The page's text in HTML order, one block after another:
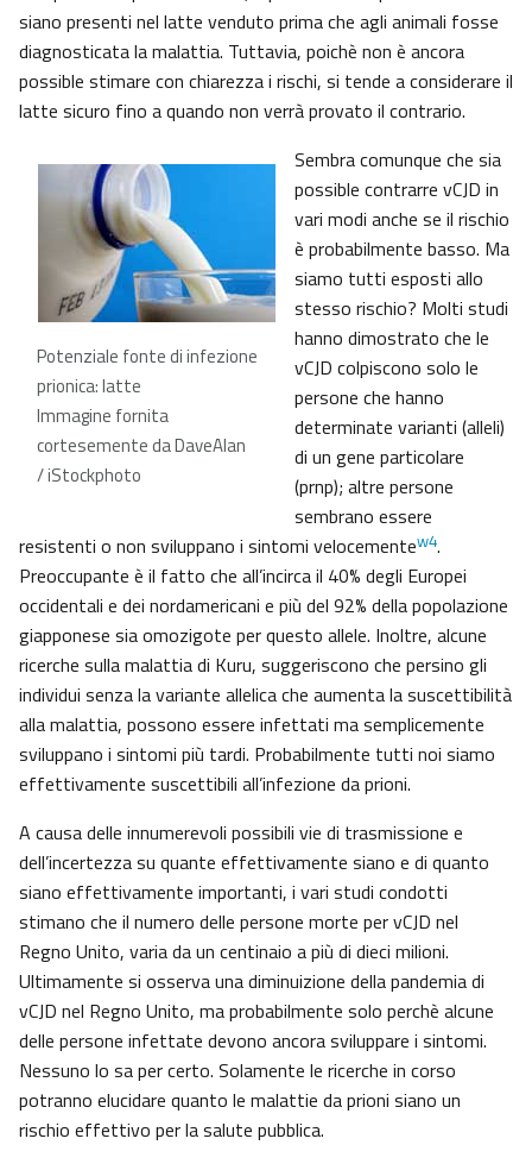
siano presenti nel latte venduto prima che agli animali fosse
diagnosticata la malattia. Tuttavia, poichè non è ancora
possible stimare con chiarezza i rischi, si tende a considerare il
latte sicuro fino a quando non verrà provato il contrario.
Potenziale fonte di infezione
prionica: latte
Immagine fornita
cortesemente da DaveAlan
/ iStockphoto
Sembra comunque che sia
possible contrarre vCJD in
vari modi anche se il rischio
è probabilmente basso. Ma
siamo tutti esposti allo
stesso rischio? Molti studi
hanno dimostrato che le
vCJD colpiscono solo le
persone che hanno
determinate varianti (alleli)
di un gene particolare
(prnp); altre persone
sembrano essere
resistenti o non sviluppano i sintomi velocementew4.
Preoccupante è il fatto che all’incirca il 40% degli Europei
occidentali e dei nordamericani e più del 92% della popolazione
giapponese sia omozigote per questo allele. Inoltre, alcune
ricerche sulla malattia di Kuru, suggeriscono che persino gli
individui senza la variante allelica che aumenta la suscettibilità
alla malattia, possono essere infettati ma semplicemente
sviluppano i sintomi più tardi. Probabilmente tutti noi siamo
effettivamente suscettibili all’infezione da prioni.
A causa delle innumerevoli possibili vie di trasmissione e
dell’incertezza su quante effettivamente siano e di quanto
siano effettivamente importanti, i vari studi condotti
stimano che il numero delle persone morte per vCJD nel
Regno Unito, varia da un centinaio a più di dieci milioni.
Ultimamente si osserva una diminuizione della pandemia di
vCJD nel Regno Unito, ma probabilmente solo perchè alcune
delle persone infettate devono ancora sviluppare i sintomi.
Nessuno lo sa per certo. Solamente le ricerche in corso
potranno elucidare quanto le malattie da prioni siano un
rischio effettivo per la salute pubblica.